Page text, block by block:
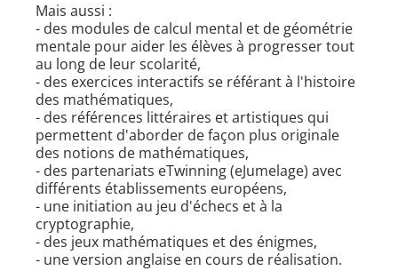
Mais aussi :
- des modules de calcul mental et de géométrie
mentale pour aider les élèves à progresser tout
au long de leur scolarité,
- des exercices interactifs se référant à l'histoire
des mathématiques,
- des références littéraires et artistiques qui
permettent d'aborder de façon plus originale
des notions de mathématiques,
- des partenariats eTwinning (eJumelage) avec
différents établissements européens,
- une initiation au jeu d'échecs et à la
cryptographie,
- des jeux mathématiques et des énigmes,
- une version anglaise en cours de réalisation.